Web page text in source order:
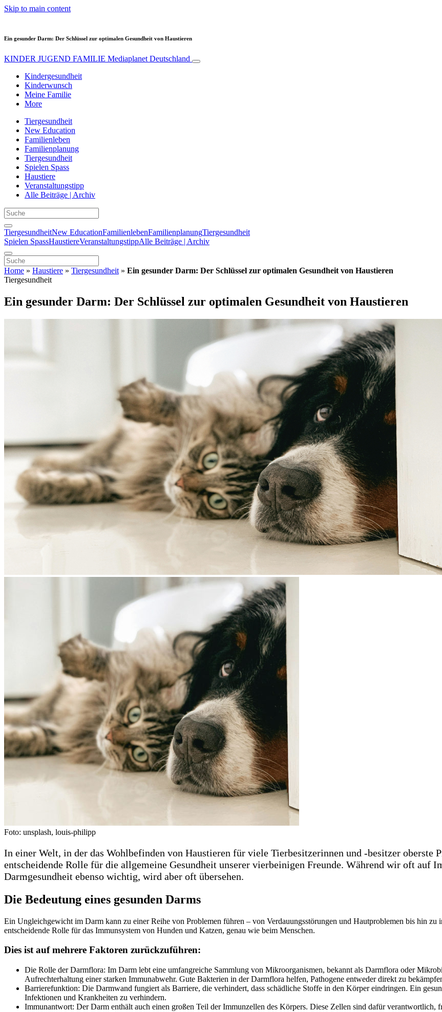
Skip to main content
Ein gesunder Darm: Der Schlüssel zur optimalen Gesundheit von Haustieren
KINDER JUGEND FAMILIE Mediaplanet Deutschland
Kindergesundheit
Kinderwunsch
Meine Familie
More
Tiergesundheit
New Education
Familienleben
Familienplanung
Tiergesundheit
Spielen Spass
Haustiere
Veranstaltungstipp
Alle Beiträge | Archiv
TiergesundheitNew EducationFamilienlebenFamilienplanungTiergesundheit
Spielen SpassHaustiereVeranstaltungstippAlle Beiträge | Archiv
Home » Haustiere » Tiergesundheit » Ein gesunder Darm: Der Schlüssel zur optimalen Gesundheit von Haustieren
Tiergesundheit
Ein gesunder Darm: Der Schlüssel zur optimalen Gesundheit von Haustieren
Foto: unsplash, louis-philipp
In einer Welt, in der das Wohlbefinden von Haustieren für viele Tierbesitzerinnen und -besitzer oberste
entscheidende Rolle für die allgemeine Gesundheit unserer vierbeinigen Freunde. Während wir oft auf
Darmgesundheit ebenso wichtig, wird aber oft übersehen.
Die Bedeutung eines gesunden Darms
Ein Ungleichgewicht im Darm kann zu einer Reihe von Problemen führen – von Verdauungsstörungen und Hautproblemen bis hin
entscheidende Rolle für das Immunsystem von Hunden und Katzen, genau wie beim Menschen.
Dies ist auf mehrere Faktoren zurückzuführen:
Die Rolle der Darmflora: Im Darm lebt eine umfangreiche Sammlung von Mikroorganismen, bekannt als Darmflora oder
Aufrechterhaltung einer starken Immunabwehr. Gute Bakterien in der Darmflora helfen, Pathogene entweder direkt zu
Barrierefunktion: Die Darmwand fungiert als Barriere, die verhindert, dass schädliche Stoffe in den Körper eindringen. Ein
Infektionen und Krankheiten zu verhindern.
Immunantwort: Der Darm enthält auch einen großen Teil der Immunzellen des Körpers. Diese Zellen sind dafür verantwortlich,